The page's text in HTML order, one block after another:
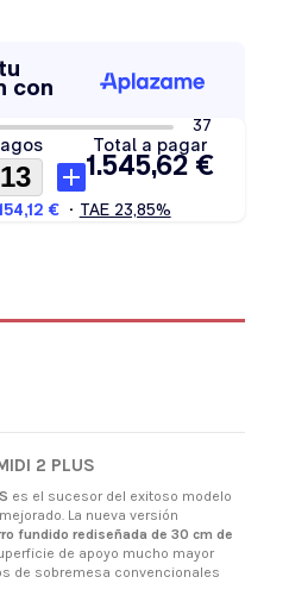
2 PLUS
es el sucesor del exitoso modelo
La nueva versión
fundido rediseñada de 30 cm de
de apoyo mucho mayor
de sobremesa convencionales